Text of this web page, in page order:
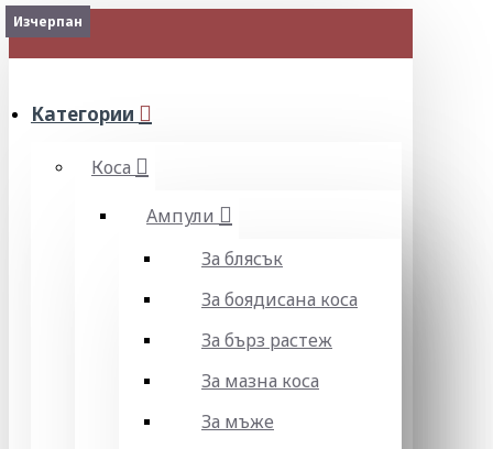
МЕНЮ
Категории
Коса
Ампули
За блясък
За боядисана коса
За бърз растеж
За мазна коса
За мъже
Изчерпан
Изчерпан
Изчерпан
Изчерпан
Изчерпан
Изчерпан
Изчерпан
Изчерпан
Изчерпан